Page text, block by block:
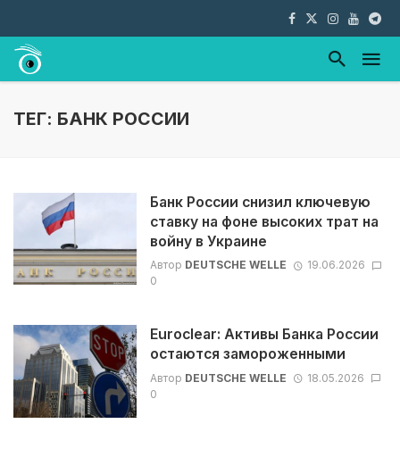
ТЕГ: БАНК РОССИИ
Банк России снизил ключевую
ставку на фоне высоких трат на
войну в Украине
Автор DEUTSCHE WELLE
19.06.2026
0
Euroclear: Активы Банка России
остаются замороженными
Автор DEUTSCHE WELLE
18.05.2026
0